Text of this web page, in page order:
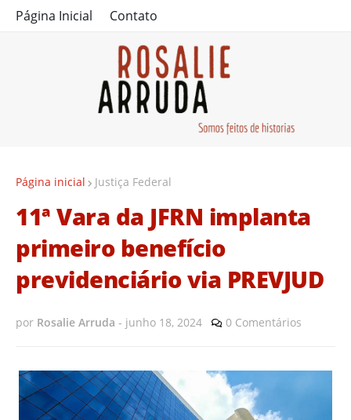
Página Inicial Contato
Página inicial Justiça Federal
11ª Vara da JFRN implanta
primeiro benefício
previdenciário via PREVJUD
por Rosalie Arruda - junho 18, 2024 0 Comentários